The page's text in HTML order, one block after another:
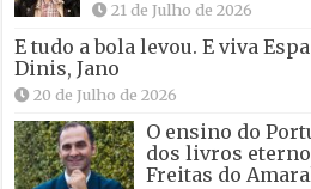
21 de Julho de 2026
E tudo a bola levou. E viva
Dinis, Jano
20 de Julho de 2026
O ensino do
dos livros
Freitas do